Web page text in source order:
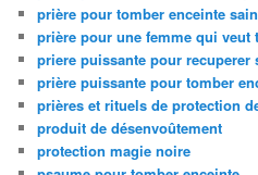
prière pour tomber enceinte
prière pour une femme qui veut
priere puissante pour recuperer
prière puissante pour tomber
prières et rituels de protection
produit de désenvoûtement
protection magie noire